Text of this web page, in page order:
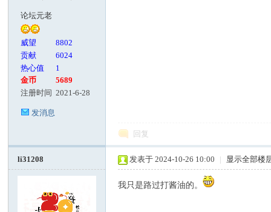
论坛元老
威望
8802
贡献
6024
热心值
1
金币
5689
注册时间 2021-6-28
发消息
回复
li31208 发表于 2024-10-26 10:00 | 显示全部楼
我只是路过打酱油的。